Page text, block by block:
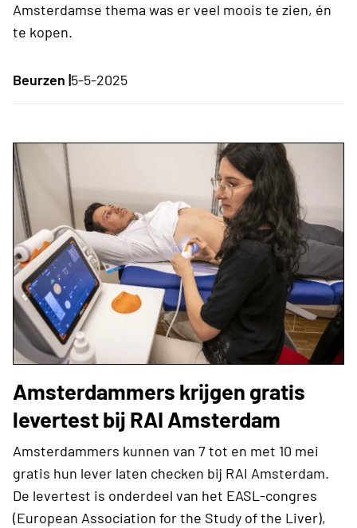
Amsterdamse thema was er veel moois te zien, én
te kopen.
Beurzen |5-5-2025
Amsterdammers krijgen gratis
levertest bij RAI Amsterdam
Amsterdammers kunnen van 7 tot en met 10 mei
gratis hun lever laten checken bij RAI Amsterdam.
De levertest is onderdeel van het EASL-congres
(European Association for the Study of the Liver),